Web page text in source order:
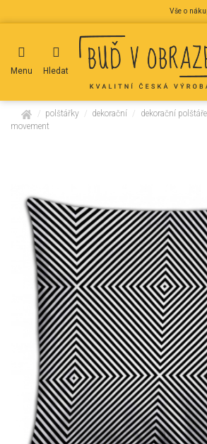
Vše o
Menu Hledat
domů polštářky dekorační
dekorační
movement